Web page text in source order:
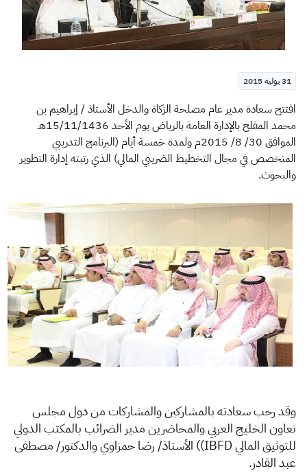
31 يوليه 2015
​افتتح سعادة مدير عام مصلحة الزكاة والدخل الأستاذ / إبراهيم بن
محمد المفلح بالإدارة العامة بالرياض يوم الأحد 15/11/1436هـ
الموافق 30/ 8/ 2015م ولمدة خمسة أيام (البرنامج التدريبي
المتخصص في مجال التخطيط الضريبي المالي) الذي رتبته إدارة التطوير
والبحوث.
وقد رحب سعادته بالمشاركين والمشاركات من دول مجلس
تعاون الخليج العربي والمحاضرين مدير الضرائب بالمكتب الدولي
للتوثيق المالي IBFD)) الأستاذ/ رضا حمزاوي والدكتور/ مصطفى
عبد القادر.